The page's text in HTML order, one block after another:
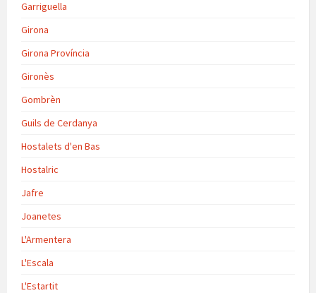
Garriguella
Girona
Girona Província
Gironès
Gombrèn
Guils de Cerdanya
Hostalets d'en Bas
Hostalric
Jafre
Joanetes
L'Armentera
L'Escala
L'Estartit